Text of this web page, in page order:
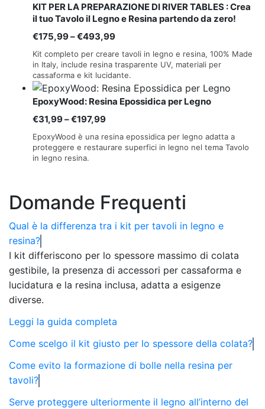
€834,99
KIT PER LA PREPARAZIONE DI RIVER TABLES : Crea
il tuo Tavolo il Legno e Resina partendo da zero!
€175,99–€493,99Fascia
di
prezzo:
da
€175,99
a
Kit completo per creare tavoli in legno e resina, 100% Made
in Italy, include resina trasparente UV, materiali per
cassaforma e kit lucidante.
EpoxyWood: Resina Epossidica per Legno
€31,99–€197,99Fascia
di
prezzo:
€197,99
EpoxyWood è una resina epossidica per legno adatta a
proteggere e restaurare superfici in legno nel tema Tavolo
in legno resina.
Domande Frequenti
Qual è la differenza tra i kit per tavoli in legno e
resina?
I kit differiscono per lo spessore massimo di colata
gestibile, la presenza di accessori per cassaforma e
lucidatura e la resina inclusa, adatta a esigenze
diverse.
Leggi la guida completa
Come scelgo il kit giusto per lo spessore della colata?
Come evito la formazione di bolle nella resina per
tavoli?
Serve proteggere ulteriormente il legno all’interno del